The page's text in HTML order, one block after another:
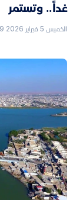
غداً.. وتستمر
الخميس 5 فبراير 2026 10:59 م